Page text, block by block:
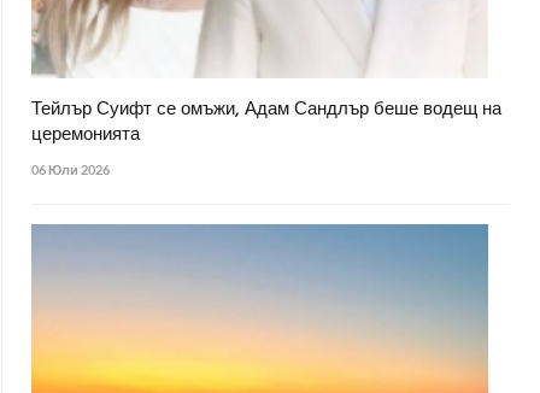
Тейлър Суифт се омъжи, Адам Сандлър беше водещ на
церемонията
06 Юли 2026